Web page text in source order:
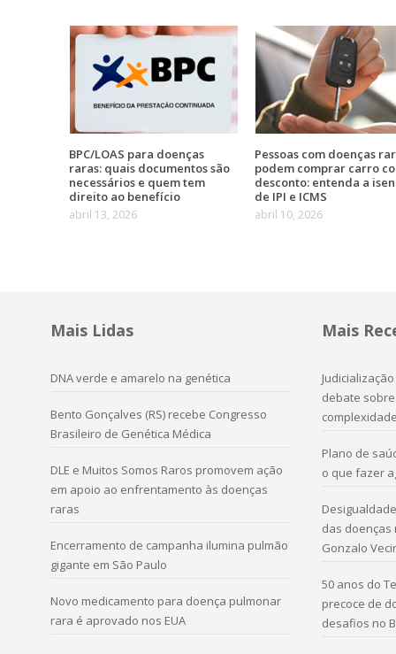
BPC/LOAS para doenças
raras: quais documentos são
necessários e quem tem
direito ao benefício
abril 13, 2026
Pessoas com doenças
podem comprar carro
desconto: entenda a
de IPI e ICMS
abril 10, 2026
Mais Lidas
DNA verde e amarelo na genética
Bento Gonçalves (RS) recebe Congresso
Brasileiro de Genética Médica
DLE e Muitos Somos Raros promovem ação
em apoio ao enfrentamento às doenças
raras
Encerramento de campanha ilumina pulmão
gigante em São Paulo
Novo medicamento para doença pulmonar
rara é aprovado nos EUA
Mais
debate
Plano de
o que fazer
das doenças
Gonzalo
50 anos do
precoce de
desafios no